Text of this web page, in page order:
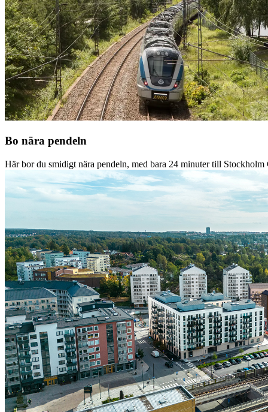
Bo nära pendeln
Här bor du smidigt nära pendeln, med bara 24 minuter till Stockholm